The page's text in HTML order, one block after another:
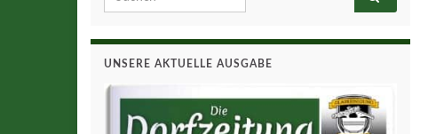
UNSERE AKTUELLE AUSGABE